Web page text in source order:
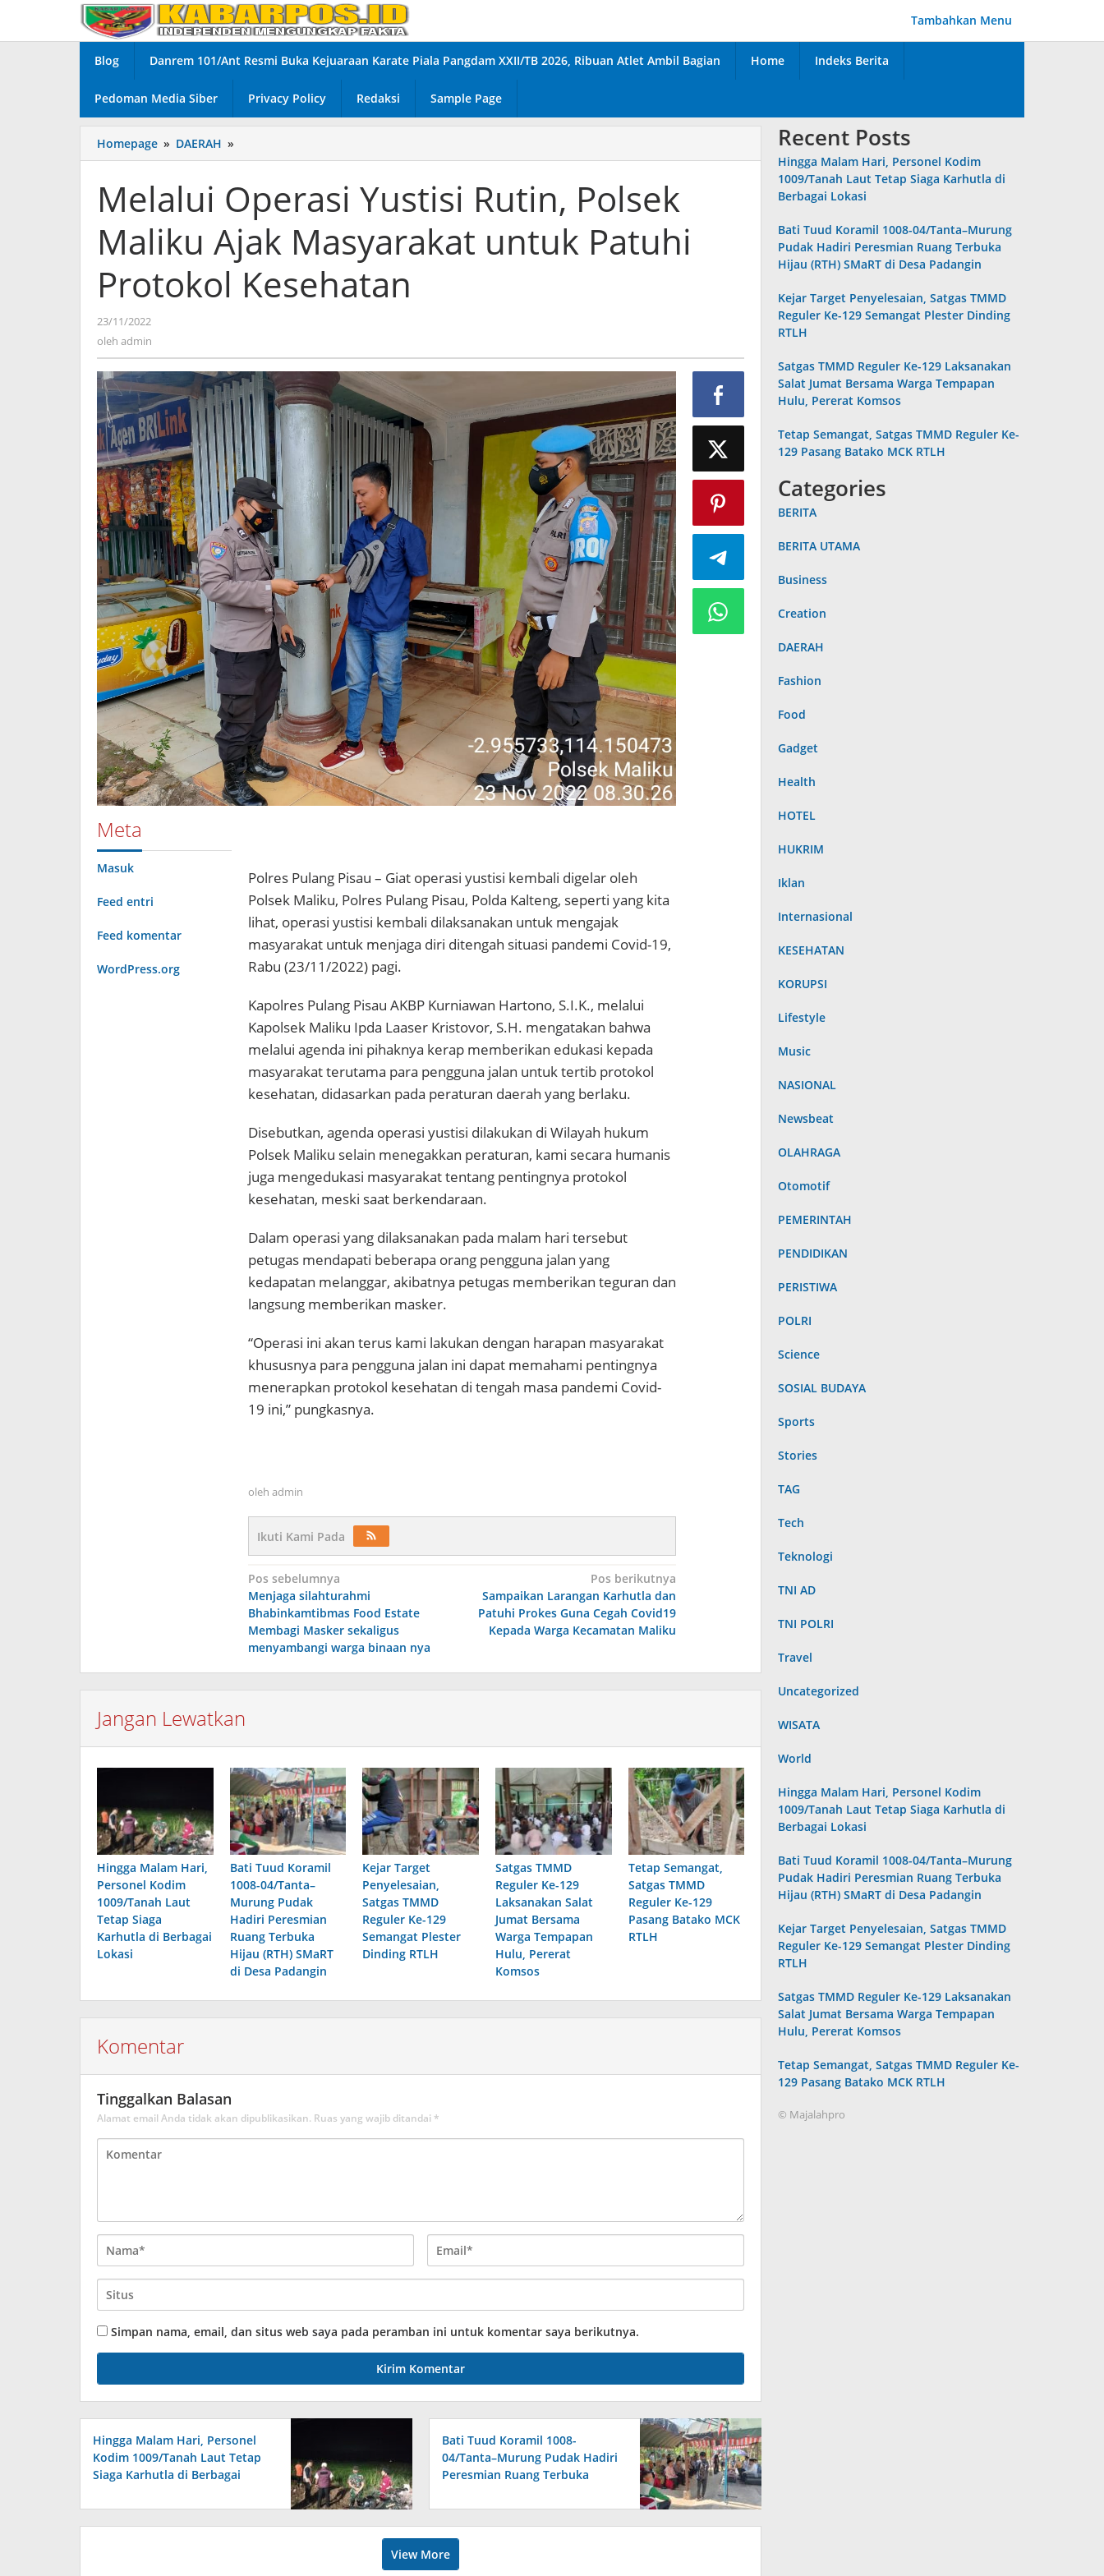
konten
Tambahkan Menu
Blog Danrem 101/Ant Resmi Buka Kejuaraan Karate Piala Pangdam XXII/TB 2026, Ribuan Atlet Ambil Bagian Home Indeks Berita
Pedoman Media Siber Privacy Policy Redaksi Sample Page
Homepage » DAERAH »
Operasi
Rutin,
Polsek
Maliku
Ajak
Masyarakat
untuk
Patuhi
Melalui Operasi Yustisi Rutin, Polsek
Maliku Ajak Masyarakat untuk Patuhi
Protokol Kesehatan
23/11/2022
oleh admin
Meta
Masuk
Feed entri
Feed komentar
WordPress.org
Polres Pulang Pisau – Giat operasi yustisi kembali digelar oleh
Polsek Maliku, Polres Pulang Pisau, Polda Kalteng, seperti yang kita
lihat, operasi yustisi kembali dilaksanakan untuk mengajak
masyarakat untuk menjaga diri ditengah situasi pandemi Covid-19,
Rabu (23/11/2022) pagi.
Kapolres Pulang Pisau AKBP Kurniawan Hartono, S.I.K., melalui
Kapolsek Maliku Ipda Laaser Kristovor, S.H. mengatakan bahwa
melalui agenda ini pihaknya kerap memberikan edukasi kepada
masyarakat terutama para pengguna jalan untuk tertib protokol
kesehatan, didasarkan pada peraturan daerah yang berlaku.
Disebutkan, agenda operasi yustisi dilakukan di Wilayah hukum
Polsek Maliku selain menegakkan peraturan, kami secara humanis
juga mengedukasi masyarakat tentang pentingnya protokol
kesehatan, meski saat berkendaraan.
Dalam operasi yang dilaksanakan pada malam hari tersebut
petugas mendapati beberapa orang pengguna jalan yang
kedapatan melanggar, akibatnya petugas memberikan teguran dan
langsung memberikan masker.
“Operasi ini akan terus kami lakukan dengan harapan masyarakat
khususnya para pengguna jalan ini dapat memahami pentingnya
menerapkan protokol kesehatan di tengah masa pandemi Covid-
19 ini,” pungkasnya.
oleh admin
Ikuti Kami Pada
Navigasi
pos
Pos sebelumnya
Menjaga silahturahmi
Bhabinkamtibmas Food Estate
Membagi Masker sekaligus
menyambangi warga binaan nya
Pos berikutnya
Sampaikan Larangan Karhutla dan
Patuhi Prokes Guna Cegah Covid19
Kepada Warga Kecamatan Maliku
Jangan Lewatkan
Hingga Malam Hari,
Personel Kodim
1009/Tanah Laut
Tetap Siaga
Karhutla di Berbagai
Lokasi
Bati Tuud Koramil
1008-04/Tanta–
Murung Pudak
Hadiri Peresmian
Ruang Terbuka
Hijau (RTH) SMaRT
di Desa Padangin
Kejar Target
Penyelesaian,
Satgas TMMD
Reguler Ke-129
Semangat Plester
Dinding RTLH
Satgas TMMD
Reguler Ke-129
Laksanakan Salat
Jumat Bersama
Warga Tempapan
Hulu, Pererat
Komsos
Tetap Semangat,
Satgas TMMD
Reguler Ke-129
Pasang Batako MCK
RTLH
Komentar
Tinggalkan Balasan
Alamat email Anda tidak akan dipublikasikan. Ruas yang wajib ditandai *
Simpan nama, email, dan situs web saya pada peramban ini untuk komentar saya berikutnya.
Hingga Malam Hari, Personel
Kodim 1009/Tanah Laut Tetap
Siaga Karhutla di Berbagai
Bati Tuud Koramil 1008-
04/Tanta–Murung Pudak Hadiri
Peresmian Ruang Terbuka
Padangin
View More
Recent Posts
Hingga Malam Hari, Personel Kodim
1009/Tanah Laut Tetap Siaga Karhutla di
Berbagai Lokasi
Bati Tuud Koramil 1008-04/Tanta–Murung
Pudak Hadiri Peresmian Ruang Terbuka
Hijau (RTH) SMaRT di Desa Padangin
Kejar Target Penyelesaian, Satgas TMMD
Reguler Ke-129 Semangat Plester Dinding
RTLH
Satgas TMMD Reguler Ke-129 Laksanakan
Salat Jumat Bersama Warga Tempapan
Hulu, Pererat Komsos
Tetap Semangat, Satgas TMMD Reguler Ke-
129 Pasang Batako MCK RTLH
Categories
BERITA
BERITA UTAMA
Business
Creation
DAERAH
Fashion
Food
Gadget
Health
HOTEL
HUKRIM
Iklan
Internasional
KESEHATAN
KORUPSI
Lifestyle
Music
NASIONAL
Newsbeat
OLAHRAGA
Otomotif
PEMERINTAH
PENDIDIKAN
PERISTIWA
POLRI
Science
SOSIAL BUDAYA
Sports
Stories
TAG
Tech
Teknologi
TNI AD
TNI POLRI
Travel
Uncategorized
WISATA
World
Hingga Malam Hari, Personel Kodim
1009/Tanah Laut Tetap Siaga Karhutla di
Berbagai Lokasi
Bati Tuud Koramil 1008-04/Tanta–Murung
Pudak Hadiri Peresmian Ruang Terbuka
Hijau (RTH) SMaRT di Desa Padangin
Kejar Target Penyelesaian, Satgas TMMD
Reguler Ke-129 Semangat Plester Dinding
RTLH
Satgas TMMD Reguler Ke-129 Laksanakan
Salat Jumat Bersama Warga Tempapan
Hulu, Pererat Komsos
Tetap Semangat, Satgas TMMD Reguler Ke-
129 Pasang Batako MCK RTLH
© Majalahpro